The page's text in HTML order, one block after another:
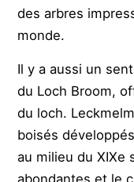
des arbres
monde.
Il y a aussi un
du Loch Broom,
du loch.
boisés
au milieu du XIXe
abondantes et le